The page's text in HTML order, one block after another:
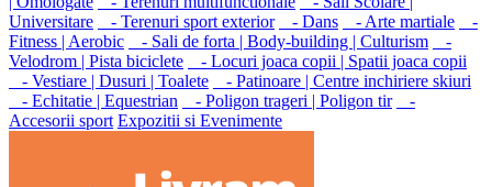
Universitare
- Terenuri sport exterior - Dans - Arte martiale
-
Fitness | Aerobic
- Sali de forta | Body-building | Culturism
-
Velodrom | Pista biciclete
- Locuri joaca copii | Spatii joaca copii
- Vestiare | Dusuri | Toalete
- Patinoare | Centre inchiriere skiuri
- Echitatie | Equestrian
- Poligon trageri | Poligon tir
-
Accesorii sport Expozitii si Evenimente